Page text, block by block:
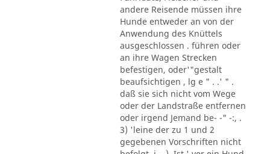
andere Reisende müssen ihre
Hunde entweder an von der
Anwendung des Knüttels
ausgeschlossen . führen oder
an ihre Wagen Strecken
befestigen, oder'"gestalt
beaufsichtigen , lg e " . .' " .
daß sie sich nicht vom Wege
oder der Landstraße entfernen
oder irgend Jemand be- -" -:, .
3) 'leine der zu 1 und 2
gegebenen Vorschriften nicht